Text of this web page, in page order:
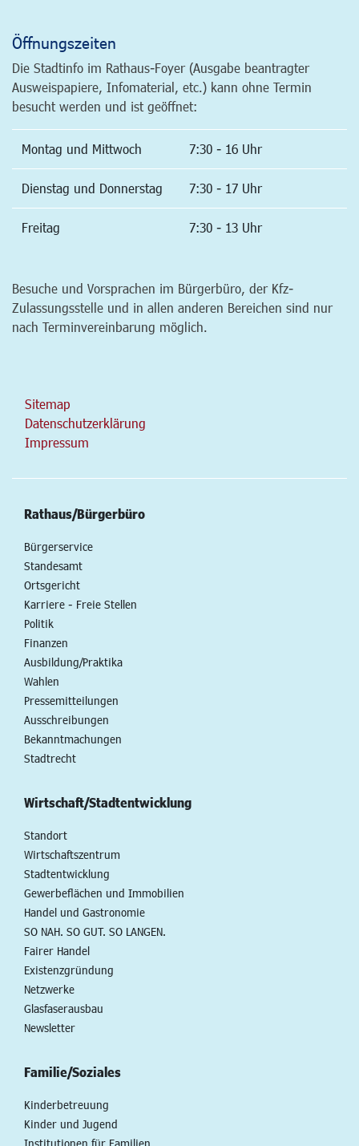
Öffnungszeiten
Die Stadtinfo im Rathaus-Foyer (Ausgabe beantragter
Ausweispapiere, Infomaterial, etc.) kann ohne Termin
besucht werden und ist geöffnet:
Montag und Mittwoch 7:30 - 16 Uhr
Dienstag und Donnerstag 7:30 - 17 Uhr
Freitag 7:30 - 13 Uhr
Besuche und Vorsprachen im Bürgerbüro, der Kfz-
Zulassungsstelle und in allen anderen Bereichen sind nur
nach Terminvereinbarung möglich.
Sitemap
Datenschutzerklärung
Impressum
Rathaus/Bürgerbüro
Bürgerservice
Standesamt
Ortsgericht
Karriere - Freie Stellen
Politik
Finanzen
Ausbildung/Praktika
Wahlen
Pressemitteilungen
Ausschreibungen
Bekanntmachungen
Stadtrecht
Wirtschaft/Stadtentwicklung
Standort
Wirtschaftszentrum
Stadtentwicklung
Gewerbeflächen und Immobilien
Handel und Gastronomie
SO NAH. SO GUT. SO LANGEN.
Fairer Handel
Existenzgründung
Netzwerke
Glasfaserausbau
Newsletter
Familie/Soziales
Kinderbetreuung
Kinder und Jugend